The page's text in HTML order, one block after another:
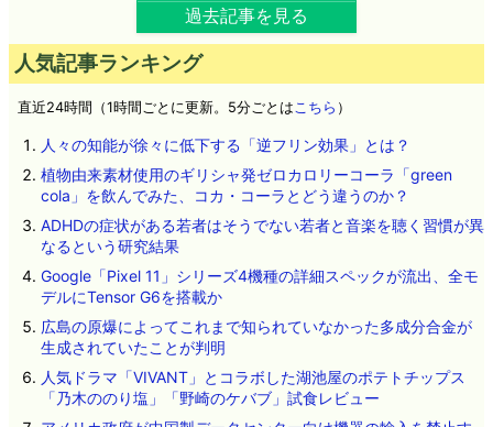
過去記事を見る
人気記事ランキング
直近24時間（1時間ごとに更新。5分ごとは こちら ）
人々の知能が徐々に低下する「逆フリン効果」とは？
植物由来素材使用のギリシャ発ゼロカロリーコーラ「green
cola」を飲んでみた、コカ・コーラとどう違うのか？
ADHDの症状がある若者はそうでない若者と音楽を聴く習慣が異
なるという研究結果
Google「Pixel 11」シリーズ4機種の詳細スペックが流出、全モ
デルにTensor G6を搭載か
広島の原爆によってこれまで知られていなかった多成分合金が
生成されていたことが判明
人気ドラマ「VIVANT」とコラボした湖池屋のポテトチップス
「乃木ののり塩」「野崎のケバブ」試食レビュー